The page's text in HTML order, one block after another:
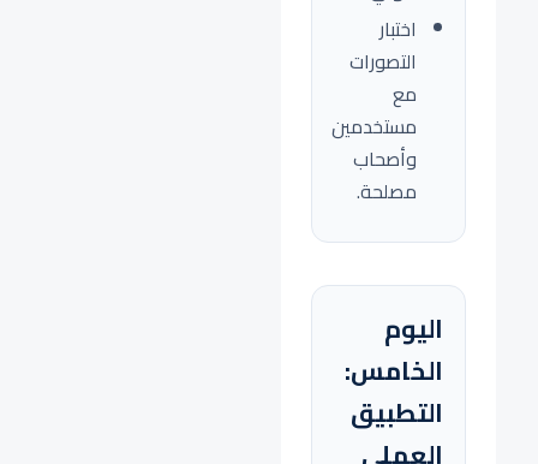
اختبار
التصورات
مع
مستخدمين
وأصحاب
مصلحة.
اليوم
الخامس:
التطبيق